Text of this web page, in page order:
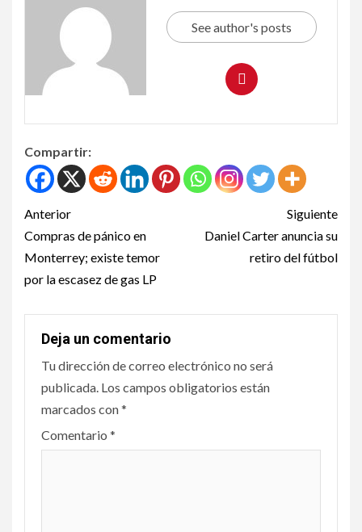
See author's posts
Compartir:
Anterior
Compras de pánico en
Monterrey; existe temor
por la escasez de gas LP
Siguiente
Daniel Carter anuncia su
retiro del fútbol
Deja un comentario
Tu dirección de correo electrónico no será
publicada. Los campos obligatorios están
marcados con*
Comentario *